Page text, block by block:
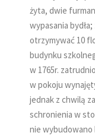
żyta, dwie
wypasania
otrzymywać 10
budynku
w 1765r.
w pokoju
jednak z chwilą
schronienia w
nie wybudowano